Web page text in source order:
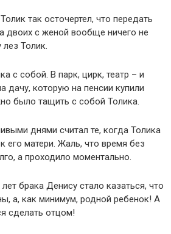
так осточертел, что передать
двоих с женой вообще ничего не
Толик.
с собой. В парк, цирк, театр – и
дачу, которую на пенсии купили
было тащить с собой Толика.
днями считал те, когда Толика
его матери. Жаль, что время без
а проходило моментально.
брака Денису стало казаться, что
а, как минимум, родной ребенок! А
сделать отцом!